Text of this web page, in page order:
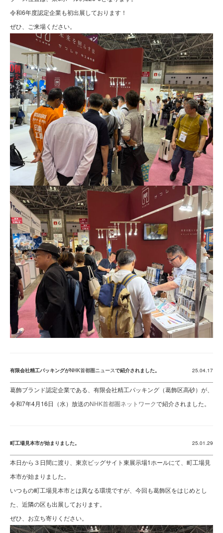
令和6年度認定企業も初出展しております！
ぜひ、ご来場ください。
有限会社精工パッキングがNHK首都圏ニュースで紹介されました。 25.04.17
葛飾ブランド認定企業である、有限会社精工パッキング（葛飾区高砂）が、
令和7年4月16日（水）放送のNHK首都圏ネットワークで紹介されました。
町工場見本市が始まりました。 25.01.29
本日から３日間に渡り、東京ビッグサイト東展示場1ホールにて、町工場見
本市が始まりました。
いつもの町工場見本市とは異なる環境ですが、今回も葛飾区をはじめとし
た、近隣の区も出展しております。
ぜひ、お立ち寄りください。